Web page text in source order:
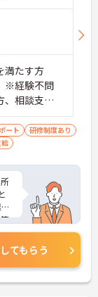
満たす方
※経験不問
、相談支
迎
ート
研修制度あり
てもらう